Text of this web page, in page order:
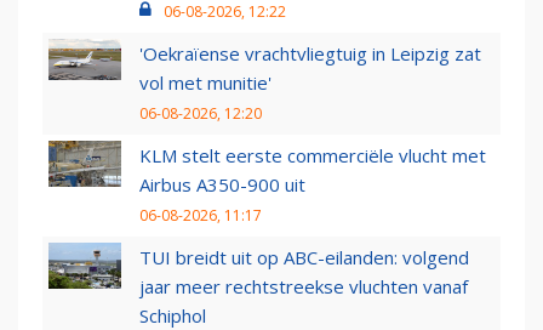
06-08-2026, 12:22
'Oekraïense vrachtvliegtuig in Leipzig zat
vol met munitie'
06-08-2026, 12:20
KLM stelt eerste commerciële vlucht met
Airbus A350-900 uit
06-08-2026, 11:17
TUI breidt uit op ABC-eilanden: volgend
jaar meer rechtstreekse vluchten vanaf
Schiphol